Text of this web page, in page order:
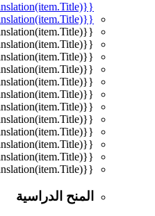
{{mmc.getCurrentTranslation(item.Title)}}
{{mmc.getCurrentTranslation(item.Title)}}
{{mmc.getCurrentTranslation(item.Title)}}
{{mmc.getCurrentTranslation(item.Title)}}
{{mmc.getCurrentTranslation(item.Title)}}
{{mmc.getCurrentTranslation(item.Title)}}
{{mmc.getCurrentTranslation(item.Title)}}
{{mmc.getCurrentTranslation(item.Title)}}
{{mmc.getCurrentTranslation(item.Title)}}
{{mmc.getCurrentTranslation(item.Title)}}
{{mmc.getCurrentTranslation(item.Title)}}
{{mmc.getCurrentTranslation(item.Title)}}
{{mmc.getCurrentTranslation(item.Title)}}
{{mmc.getCurrentTranslation(item.Title)}}
المنح الدراسية